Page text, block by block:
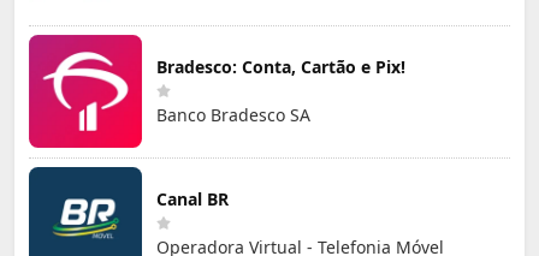
Bradesco: Conta, Cartão e Pix!
Banco Bradesco SA
Canal BR
Operadora Virtual - Telefonia Móvel